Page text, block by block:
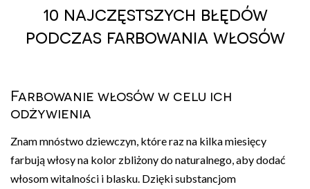
10 najczęstszych błędów
podczas farbowania włosów
Farbowanie włosów w celu ich
odżywienia
Znam mnóstwo dziewczyn, które raz na kilka miesięcy
farbują włosy na kolor zbliżony do naturalnego, aby dodać
włosom witalności i blasku. Dzięki substancjom